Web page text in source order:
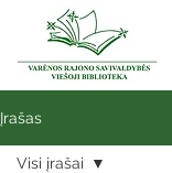
Įrašas
Visi įrašai